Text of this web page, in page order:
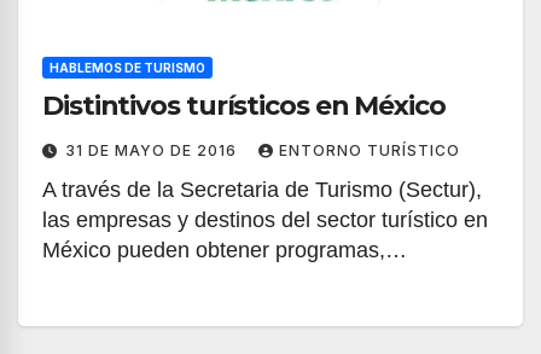
HABLEMOS DE TURISMO
Distintivos turísticos en México
31 DE MAYO DE 2016 ENTORNO TURÍSTICO
A través de la Secretaria de Turismo (Sectur),
las empresas y destinos del sector turístico en
México pueden obtener programas,…